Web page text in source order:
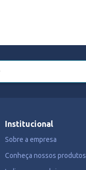
Institucional
Sobre a empresa
Conheça nossos produtos